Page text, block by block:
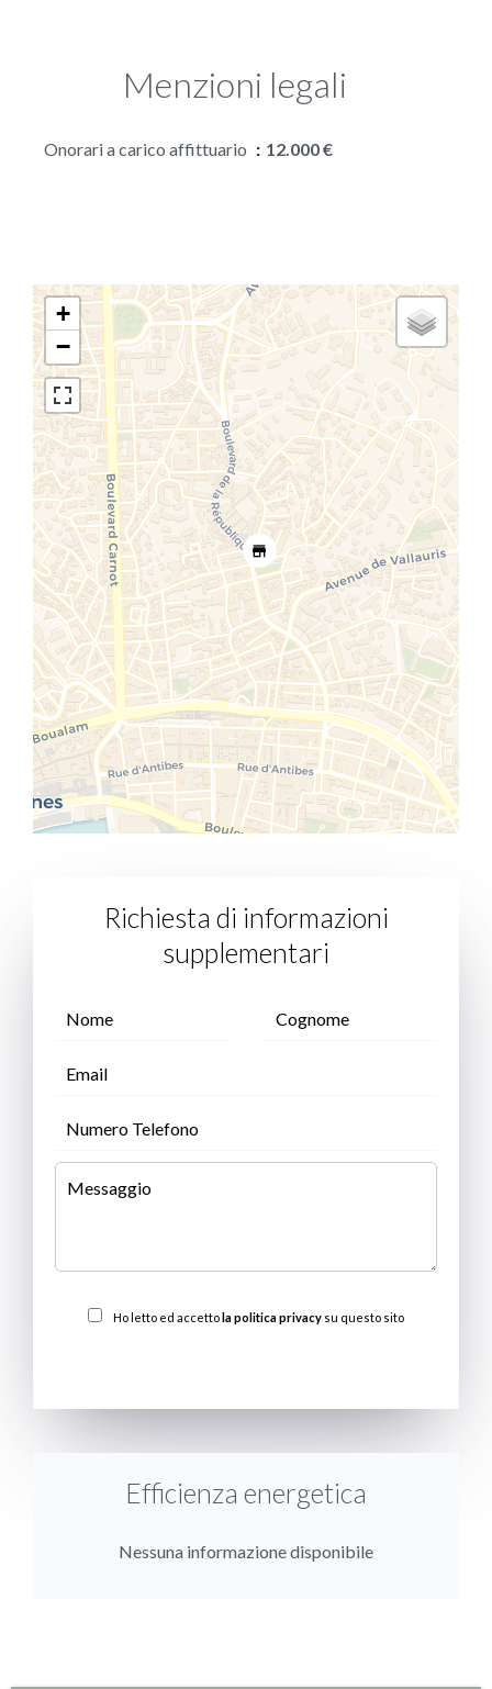
Menzioni legali
Onorari a carico affittuario 12.000 €
+
−
Richiesta di informazioni
supplementari
Ho letto ed accettola politica privacy su questo sito
Efficienza energetica
Nessuna informazione disponibile